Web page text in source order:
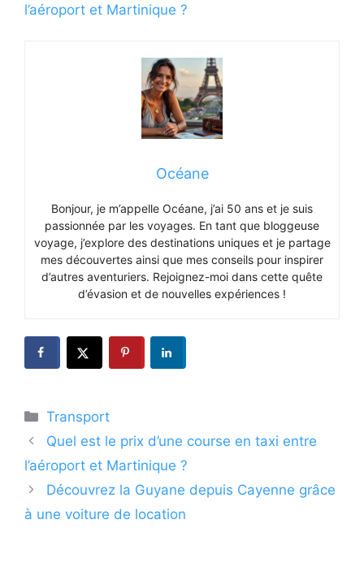
l’aéroport et Martinique ?
Océane
Bonjour, je m’appelle Océane, j’ai 50 ans et je suis
passionnée par les voyages. En tant que bloggeuse
voyage, j’explore des destinations uniques et je partage
mes découvertes ainsi que mes conseils pour inspirer
d’autres aventuriers. Rejoignez-moi dans cette quête
d’évasion et de nouvelles expériences !
Catégories
Transport
Quel est le prix d’une course en taxi entre
l’aéroport et Martinique ?
Découvrez la Guyane depuis Cayenne grâce
à une voiture de location